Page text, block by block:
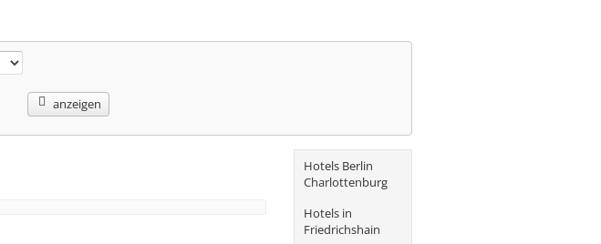
anzeigen
Hotels Berlin
Charlottenburg
Hotels in
Friedrichshain